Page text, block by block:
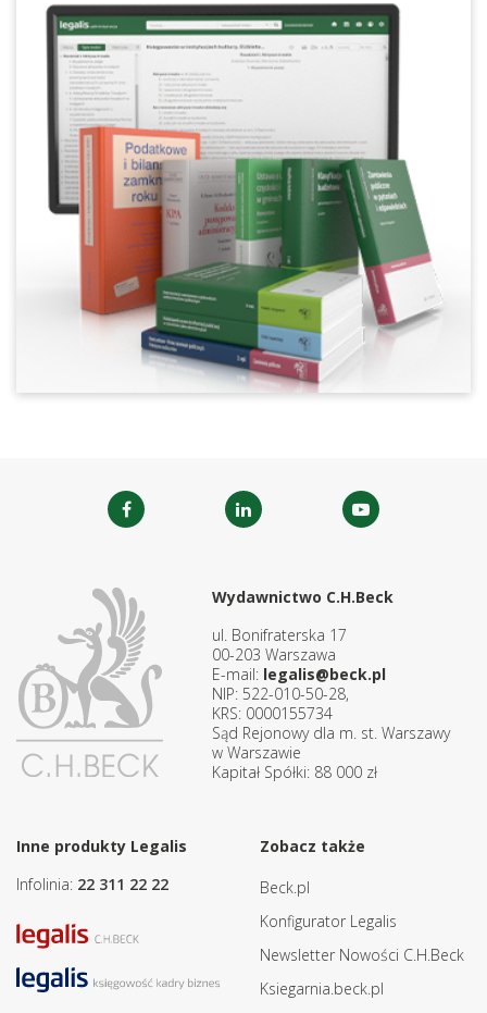
Wydawnictwo C.H.Beck
ul. Bonifraterska 17
00-203 Warszawa
E-mail: legalis@beck.pl
NIP: 522-010-50-28,
KRS: 0000155734
Sąd Rejonowy dla m. st. Warszawy
w Warszawie
Kapitał Spółki: 88 000 zł
Inne produkty Legalis
Infolinia: 22 311 22 22
Zobacz także
Beck.pl
Konfigurator Legalis
Newsletter Nowości C.H.Beck
Ksiegarnia.beck.pl